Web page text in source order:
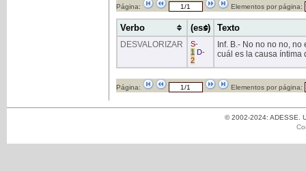
Página: Elementos por página:
Verbo (ess) Texto
DESVALORIZAR S-
1
D-
2
Inf. B.- No no no no, no
cuál es la causa íntima
Página: Elementos por página:
© 2002-2024: ADESSE.